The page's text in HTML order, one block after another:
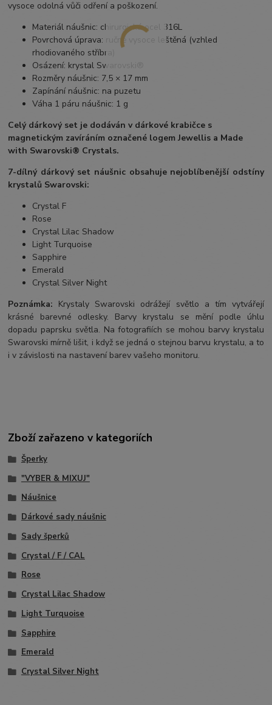
vysoce odolná vůči odření a poškození.
Materiál náušnic: chirurgická ocel 316L
Povrchová úprava: ručně vysoce leštěná (vzhled
rhodiovaného stříbra)
Osázení: krystal Swarovski®
Rozměry náušnic: 7,5 × 17 mm
Zapínání náušnic: na puzetu
Váha 1 páru náušnic: 1 g
Celý dárkový set je dodáván v dárkové krabičce s
magnetickým zavíráním označené logem Jewellis a Made
with Swarovski® Crystals.
7-dílný dárkový set náušnic obsahuje nejoblíbenější odstíny
krystalů Swarovski:
Crystal F
Rose
Crystal Lilac Shadow
Light Turquoise
Sapphire
Emerald
Crystal Silver Night
Poznámka: Krystaly Swarovski odrážejí světlo a tím vytvářejí
krásné barevné odlesky. Barvy krystalu se mění podle úhlu
dopadu paprsku světla. Na fotografiích se mohou barvy krystalu
Swarovski mírně lišit, i když se jedná o stejnou barvu krystalu, a to
i v závislosti na nastavení barev vašeho monitoru.
Zboží zařazeno v kategoriích
Šperky
"VYBER & MIXUJ"
Náušnice
Dárkové sady náušnic
Sady šperků
Crystal / F / CAL
Rose
Crystal Lilac Shadow
Light Turquoise
Sapphire
Emerald
Crystal Silver Night